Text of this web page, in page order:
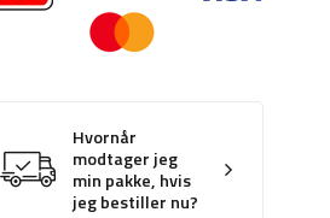
Hvornår
modtager jeg
min pakke, hvis
jeg bestiller nu?